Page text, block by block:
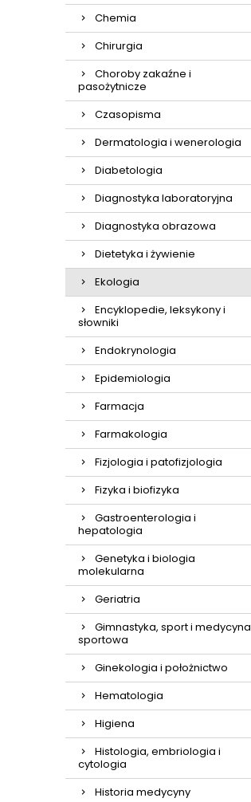
Chemia
Chirurgia
Choroby zakaźne i
pasożytnicze
Czasopisma
Dermatologia i wenerologia
Diabetologia
Diagnostyka laboratoryjna
Diagnostyka obrazowa
Dietetyka i żywienie
Ekologia
Encyklopedie, leksykony i
słowniki
Endokrynologia
Epidemiologia
Farmacja
Farmakologia
Fizjologia i patofizjologia
Fizyka i biofizyka
Gastroenterologia i
hepatologia
Genetyka i biologia
molekularna
Geriatria
Gimnastyka, sport i medycyna
sportowa
Ginekologia i położnictwo
Hematologia
Higiena
Histologia, embriologia i
cytologia
Historia medycyny